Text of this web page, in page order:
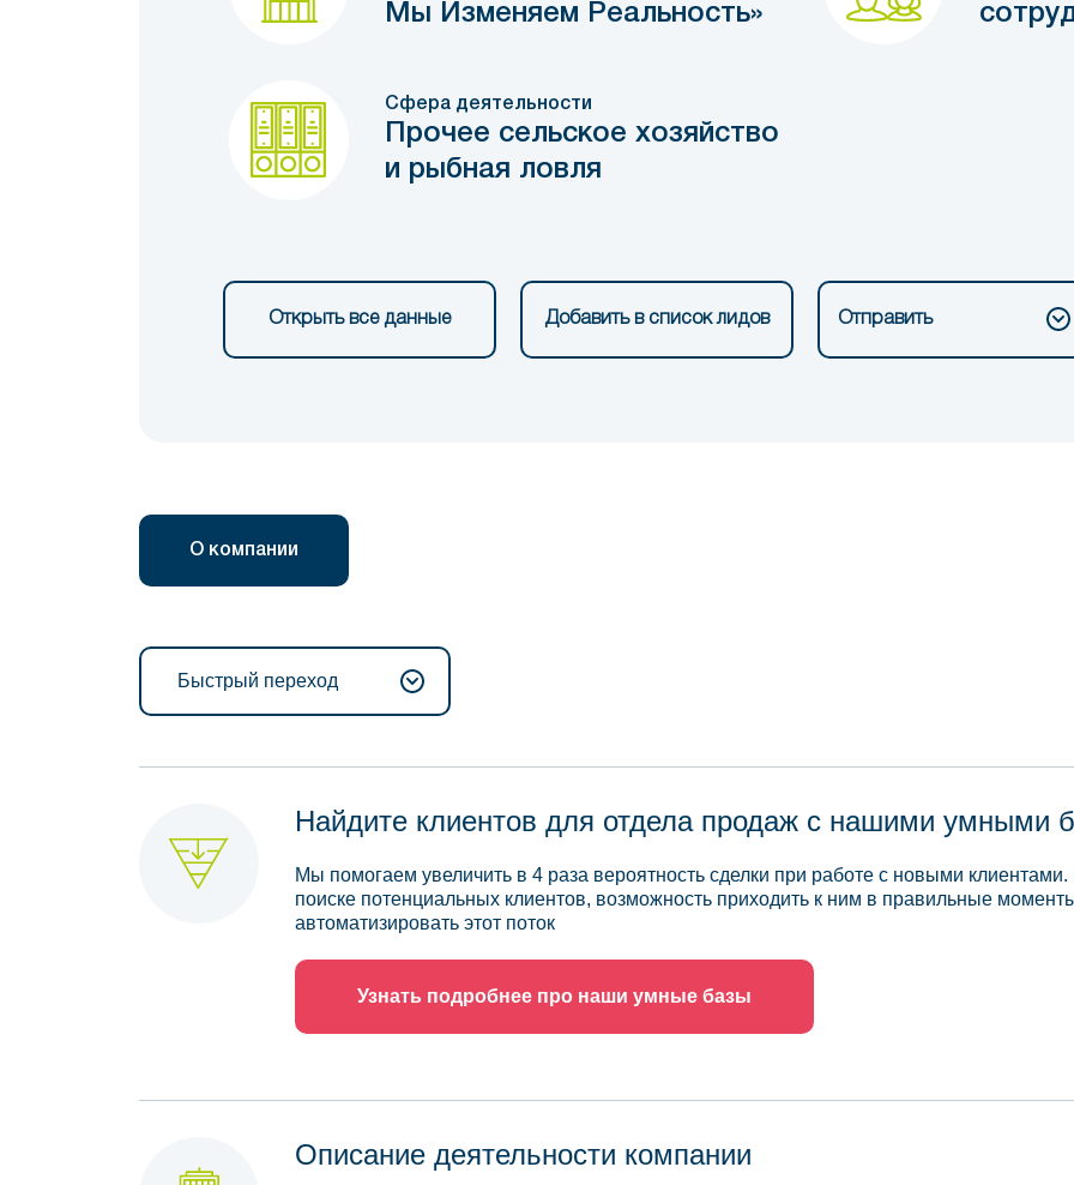
Мы Изменяем Реальность»
Сфера деятельности
Прочее сельское хозяйство
и рыбная ловля
Открыть все данные Добавить в список лидов Отправить
О компании
Быстрый переход
Найдите клиентов для отдела продаж с нашими умными
Мы помогаем увеличить в 4 раза вероятность сделки при работе с новыми
поиске потенциальных клиентов, возможность приходить к ним в правильные
автоматизировать этот поток
Узнать подробнее про наши умные базы
Описание деятельности компании